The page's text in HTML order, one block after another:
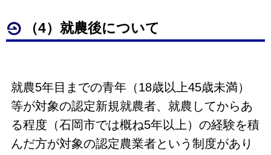
（4）就農後について
就農5年目までの青年（18歳以上45歳未満）
等が対象の認定新規就農者、就農してからあ
る程度（石岡市では概ね5年以上）の経験を積
んだ方が対象の認定農業者という制度があり